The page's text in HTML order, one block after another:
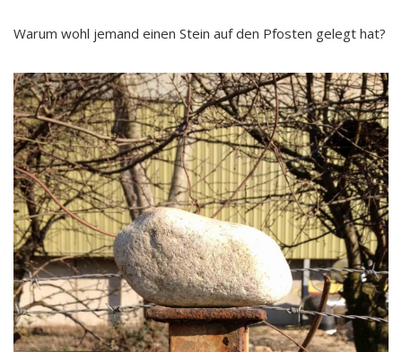
Warum wohl jemand einen Stein auf den Pfosten gelegt hat?